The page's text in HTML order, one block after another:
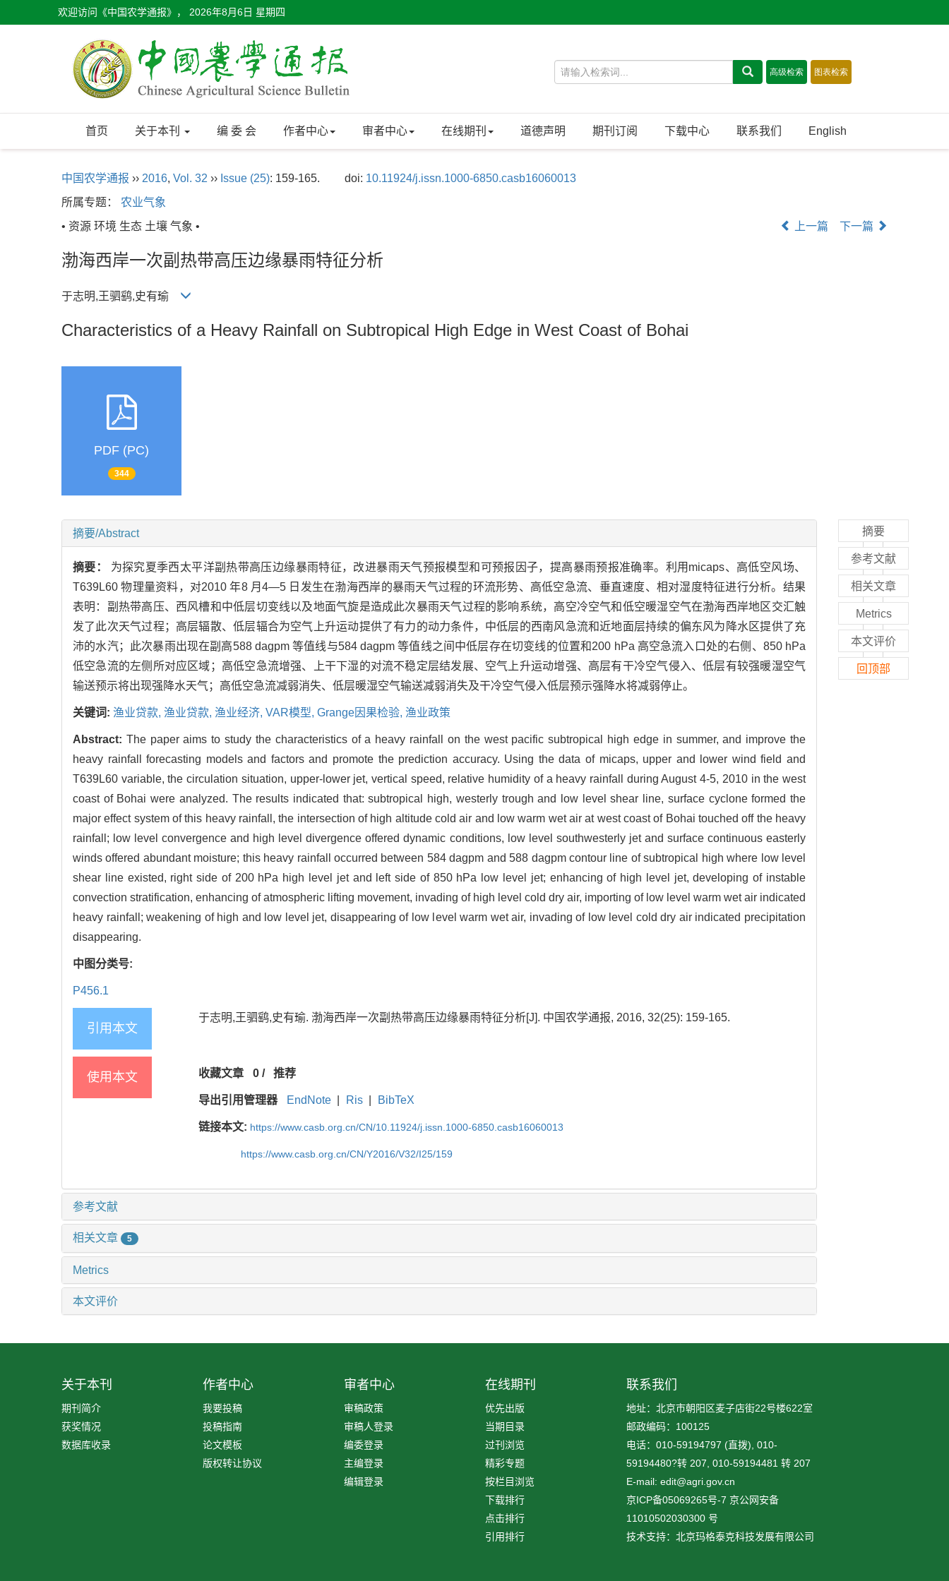
欢迎访问《中国农学通报》， 2026年8月6日 星期四
首页 关于本刊 编 委 会 作者中心 审者中心 在线期刊 道德声明 期刊订阅 下载中心 联系我们 English
中国农学通报 ›› 2016, Vol. 32 ›› Issue (25): 159-165. doi: 10.11924/j.issn.1000-6850.casb16060013
所属专题： 农业气象
• 资源 环境 生态 土壤 气象 •
上一篇 下一篇
渤海西岸一次副热带高压边缘暴雨特征分析
于志明,王驷鹞,史有瑜
Characteristics of a Heavy Rainfall on Subtropical High Edge in West Coast of Bohai
PDF (PC)
344
摘要/Abstract
摘要： 为探究夏季西太平洋副热带高压边缘暴雨特征，改进暴雨天气预报模型和可预报因子，提高暴雨预报准确率。利用micaps、高低空风场、
T639L60 物理量资料，对2010 年8 月4—5 日发生在渤海西岸的暴雨天气过程的环流形势、高低空急流、垂直速度、相对湿度特征进行分析。结果
表明：副热带高压、西风槽和中低层切变线以及地面气旋是造成此次暴雨天气过程的影响系统，高空冷空气和低空暖湿空气在渤海西岸地区交汇触
发了此次天气过程；高层辐散、低层辐合为空气上升运动提供了有力的动力条件，中低层的西南风急流和近地面层持续的偏东风为降水区提供了充
沛的水汽；此次暴雨出现在副高588 dagpm 等值线与584 dagpm 等值线之间中低层存在切变线的位置和200 hPa 高空急流入口处的右侧、850 hPa
低空急流的左侧所对应区域；高低空急流增强、上干下湿的对流不稳定层结发展、空气上升运动增强、高层有干冷空气侵入、低层有较强暖湿空气
输送预示将出现强降水天气；高低空急流减弱消失、低层暖湿空气输送减弱消失及干冷空气侵入低层预示强降水将减弱停止。
关键词: 渔业贷款, 渔业贷款, 渔业经济, VAR模型, Grange因果检验, 渔业政策
Abstract: The paper aims to study the characteristics of a heavy rainfall on the west pacific subtropical high edge in summer, and improve the
heavy rainfall forecasting models and factors and promote the prediction accuracy. Using the data of micaps, upper and lower wind field and
T639L60 variable, the circulation situation, upper-lower jet, vertical speed, relative humidity of a heavy rainfall during August 4-5, 2010 in the west
coast of Bohai were analyzed. The results indicated that: subtropical high, westerly trough and low level shear line, surface cyclone formed the
major effect system of this heavy rainfall, the intersection of high altitude cold air and low warm wet air at west coast of Bohai touched off the heavy
rainfall; low level convergence and high level divergence offered dynamic conditions, low level southwesterly jet and surface continuous easterly
winds offered abundant moisture; this heavy rainfall occurred between 584 dagpm and 588 dagpm contour line of subtropical high where low level
shear line existed, right side of 200 hPa high level jet and left side of 850 hPa low level jet; enhancing of high level jet, developing of instable
convection stratification, enhancing of atmospheric lifting movement, invading of high level cold dry air, importing of low level warm wet air indicated
heavy rainfall; weakening of high and low level jet, disappearing of low level warm wet air, invading of low level cold dry air indicated precipitation
disappearing.
中图分类号:
P456.1
引用本文
于志明,王驷鹞,史有瑜. 渤海西岸一次副热带高压边缘暴雨特征分析[J]. 中国农学通报, 2016, 32(25): 159-165.
使用本文 收藏文章 0/ 推荐
导出引用管理器 EndNote Ris BibTeX
链接本文: https://www.casb.org.cn/CN/10.11924/j.issn.1000-6850.casb16060013
https://www.casb.org.cn/CN/Y2016/V32/I25/159
参考文献
相关文章 5
Metrics
本文评价
摘要
参考文献
相关文章
Metrics
本文评价
回顶部
关于本刊
期刊简介
获奖情况
数据库收录
作者中心
我要投稿
投稿指南
论文模板
版权转让协议
审者中心
审稿政策
审稿人登录
编委登录
主编登录
编辑登录
在线期刊
优先出版
当期目录
过刊浏览
精彩专题
按栏目浏览
下载排行
点击排行
引用排行
联系我们
地址：北京市朝阳区麦子店街22号楼622室
邮政编码：100125
电话：010-59194797 (直拨), 010-
59194480?转 207, 010-59194481 转 207
E-mail: edit@agri.gov.cn
京ICP备05069265号-7 京公网安备
11010502030300 号
技术支持：北京玛格泰克科技发展有限公司